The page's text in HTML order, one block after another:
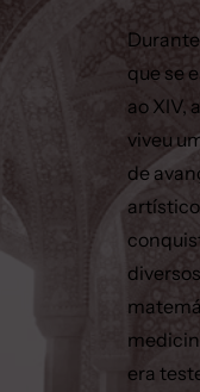
que se
ao XIV,
viveu
de
era